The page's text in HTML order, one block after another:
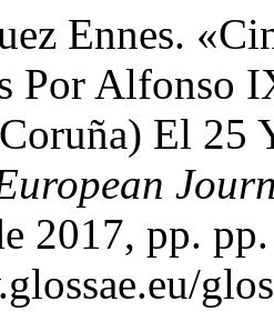
Ennes.
Por Alfonso
El 25
2017, pp.